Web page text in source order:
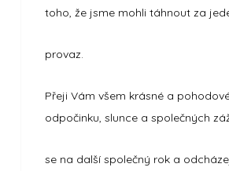
toho, že jsme mohli táhnout za
provaz.
Přeji Vám všem krásné a
odpočinku, slunce a společných
se na další společný rok a